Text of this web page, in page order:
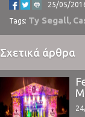
25/05/
Tags: Ty Segall,
Σχετικά άρθρα